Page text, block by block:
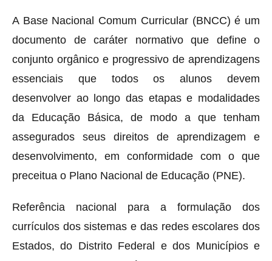
A Base Nacional Comum Curricular (BNCC) é um
documento de caráter normativo que define o
conjunto orgânico e progressivo de aprendizagens
essenciais que todos os alunos devem
desenvolver ao longo das etapas e modalidades
da Educação Básica, de modo a que tenham
assegurados seus direitos de aprendizagem e
desenvolvimento, em conformidade com o que
preceitua o Plano Nacional de Educação (PNE).
Referência nacional para a formulação dos
currículos dos sistemas e das redes escolares dos
Estados, do Distrito Federal e dos Municípios e